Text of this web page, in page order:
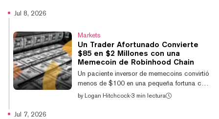
Jul 8, 2026
Markets
Un Trader Afortunado Convierte
$85 en $2 Millones con una
Memecoin de Robinhood Chain
Un paciente inversor de memecoins convirtió
menos de $100 en una pequeña fortuna con
una nueva memecoin en Robinhood Chain, la
by Logan Hitchcock·3 min lectura
Jul 7, 2026